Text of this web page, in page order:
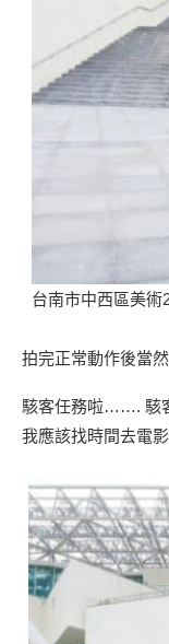
台南市中西區美術
拍完正常動作後當
駭客任務啦……. 駭
我應該找時間去電